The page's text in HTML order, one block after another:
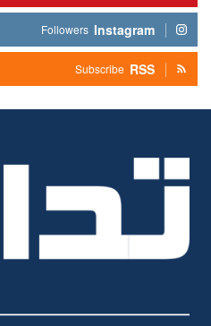
Instagram
Followers
RSS
Subscribe